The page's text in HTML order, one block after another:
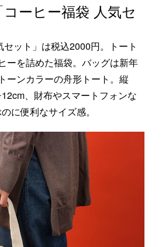
コーヒー福袋 人気セ
セット」は税込2000円。トート
ーを詰めた福袋。バッグは新年
ーンカラーの舟形トート。縦
、財布やスマートフォンな
に便利なサイズ感。